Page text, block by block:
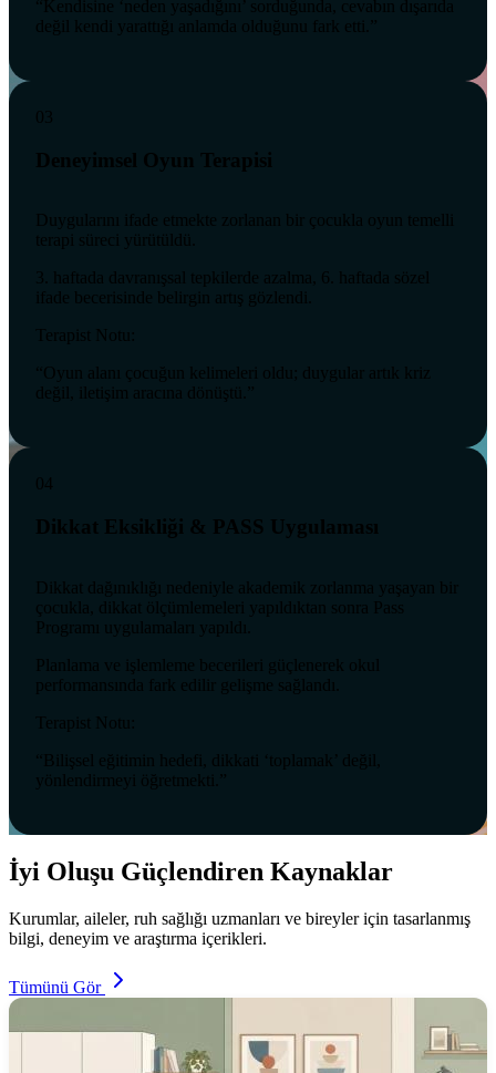
“Kendisine ‘neden yaşadığını’ sorduğunda, cevabın dışarıda
değil kendi yarattığı anlamda olduğunu fark etti.”
03
Deneyimsel Oyun Terapisi
Duygularını ifade etmekte zorlanan bir çocukla oyun temelli
terapi süreci yürütüldü.
3. haftada davranışsal tepkilerde azalma, 6. haftada sözel
ifade becerisinde belirgin artış gözlendi.
Terapist Notu:
“Oyun alanı çocuğun kelimeleri oldu; duygular artık kriz
değil, iletişim aracına dönüştü.”
04
Dikkat Eksikliği & PASS Uygulaması
Dikkat dağınıklığı nedeniyle akademik zorlanma yaşayan bir
çocukla, dikkat ölçümlemeleri yapıldıktan sonra Pass
Programı uygulamaları yapıldı.
Planlama ve işlemleme becerileri güçlenerek okul
performansında fark edilir gelişme sağlandı.
Terapist Notu:
“Bilişsel eğitimin hedefi, dikkati ‘toplamak’ değil,
yönlendirmeyi öğretmekti.”
İyi Oluşu Güçlendiren Kaynaklar
Kurumlar, aileler, ruh sağlığı uzmanları ve bireyler için tasarlanmış
bilgi, deneyim ve araştırma içerikleri.
Tümünü Gör